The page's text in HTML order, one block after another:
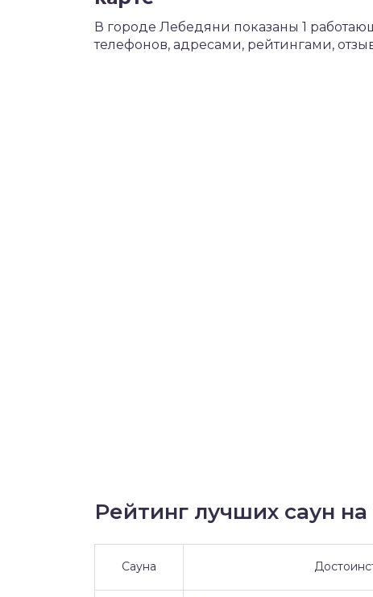
В городе Лебедяни показаны 1
телефонов, адресами, рейтингами,
Рейтинг лучших саун на
Сауна